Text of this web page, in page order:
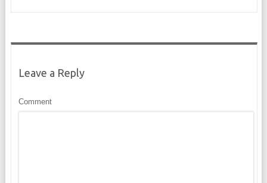
Leave a Reply
Comment